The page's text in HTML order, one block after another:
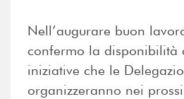
Nell’augurare buon
confermo la disponibilità
iniziative che le
organizzeranno nei